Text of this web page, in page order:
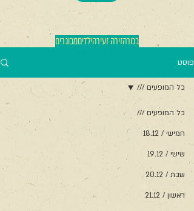
בכורהזירה זעירהילדיםמבוגרים
פוסט
כל המופעים ///
חמישי / 18.12
שישי / 19.12
שבת / 20.12
ראשון / 21.12
כל המופעים ///